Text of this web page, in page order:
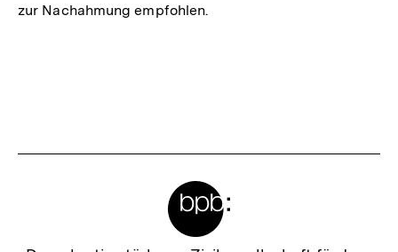
zur Nachahmung empfohlen.